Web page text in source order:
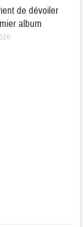
de dévoiler
album